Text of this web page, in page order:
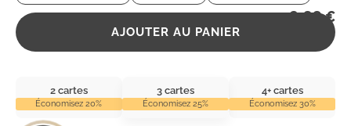
2,99€
AJOUTER AU PANIER
2 cartes
Économisez 20%
3 cartes
Économisez 25%
4+ cartes
Économisez 30%